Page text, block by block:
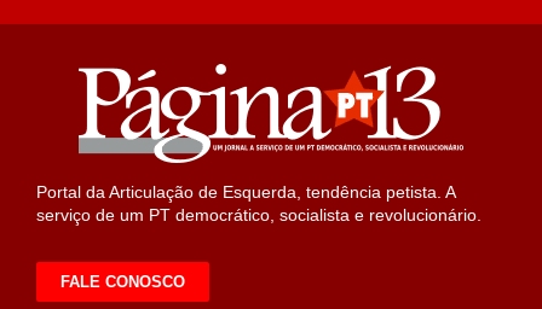
Portal da Articulação de Esquerda, tendência petista. A
serviço de um PT democrático, socialista e revolucionário.
FALE CONOSCO